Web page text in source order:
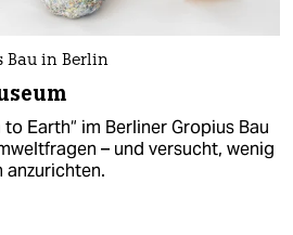
Bau in Berlin
Earth“ im Berliner Gropius Bau
– und versucht, wenig
anzurichten.